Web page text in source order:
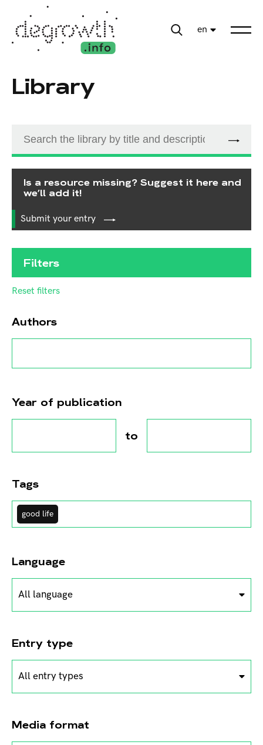
en
Library
Is a resource missing? Suggest it here and
we’ll add it!
Submit your entry
Filters
Reset filters
Authors
Year of publication
to
Tags
good life
Language
All language
Entry type
All entry types
Media format